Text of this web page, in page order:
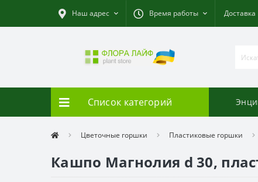
Наш адрес Время работы Доставка
Список категорий
Цветочные горшки Пластиковые горшки
Кашпо Магнолия d 30,